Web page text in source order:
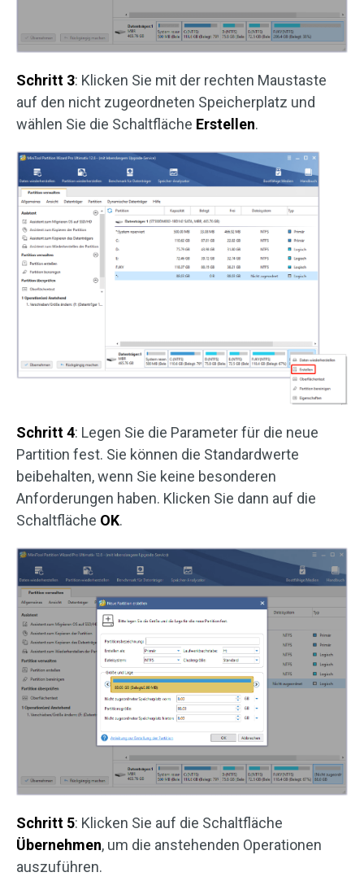
Schritt 3: Klicken Sie mit der rechten Maustaste
auf den nicht zugeordneten Speicherplatz und
wählen Sie die Schaltfläche Erstellen.
Schritt 4: Legen Sie die Parameter für die neue
Partition fest. Sie können die Standardwerte
beibehalten, wenn Sie keine besonderen
Anforderungen haben. Klicken Sie dann auf die
Schaltfläche OK.
Schritt 5: Klicken Sie auf die Schaltfläche
Übernehmen, um die anstehenden Operationen
auszuführen.